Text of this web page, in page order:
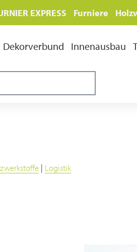
EXPRESS Furniere
Dekorverbund Innenausbau
| Logistik